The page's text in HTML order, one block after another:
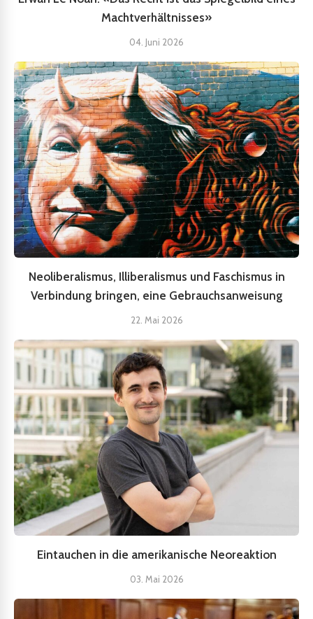
Machtverhältnisses»
04. Juni 2026
Neoliberalismus, Illiberalismus und Faschismus in
Verbindung bringen, eine Gebrauchsanweisung
22. Mai 2026
Eintauchen in die amerikanische Neoreaktion
03. Mai 2026